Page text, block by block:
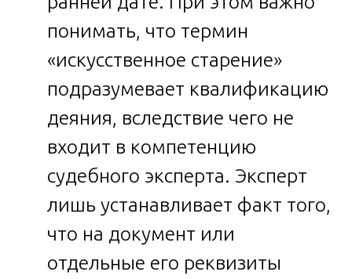
понимать, что термин
«искусственное старение»
подразумевает квалификацию
деяния, вследствие чего не
входит в компетенцию
судебного эксперта. Эксперт
лишь устанавливает факт того,
что на документ или
отдельные его реквизиты